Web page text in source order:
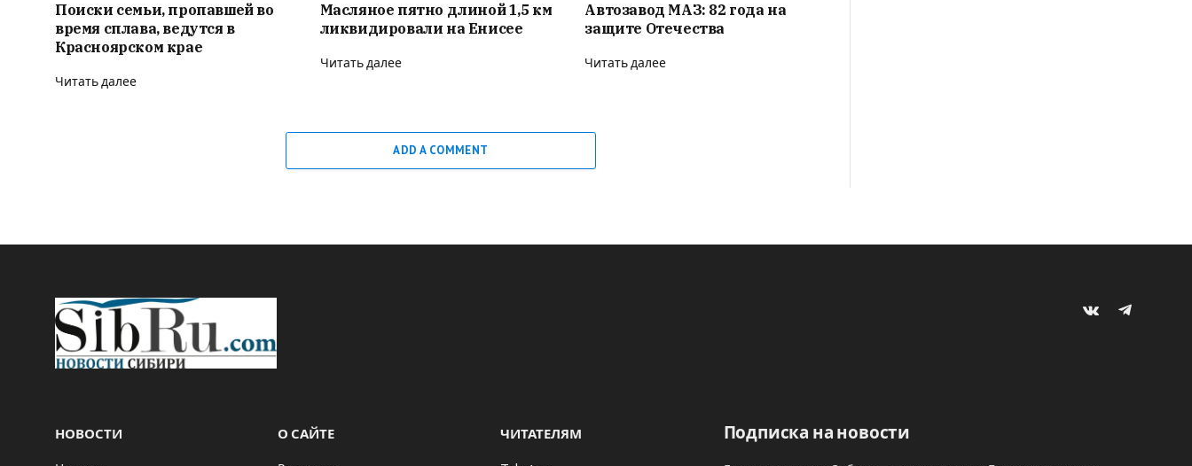
Поиски семьи, пропавшей во
время сплава, ведутся в
Красноярском крае
Читать далее
Масляное пятно длиной 1,5 км
ликвидировали на Енисее
Читать далее
Автозавод МАЗ: 82 года на
защите Отечества
Читать далее
ADD A COMMENT
VKontakteTelegram
НОВОСТИ О САЙТЕ ЧИТАТЕЛЯМ Подписка на новости